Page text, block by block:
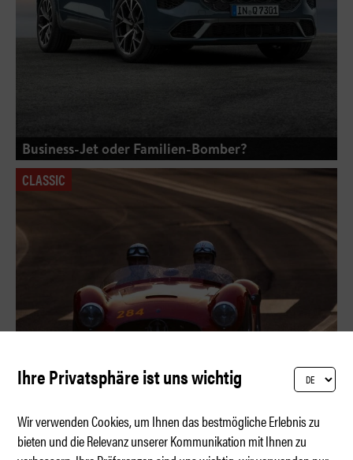
Business-Jet oder Familien-Bomber?
CLASSIC
Ihre Privatsphäre ist uns wichtig
Wir verwenden Cookies, um Ihnen das bestmögliche Erlebnis zu
bieten und die Relevanz unserer Kommunikation mit Ihnen zu